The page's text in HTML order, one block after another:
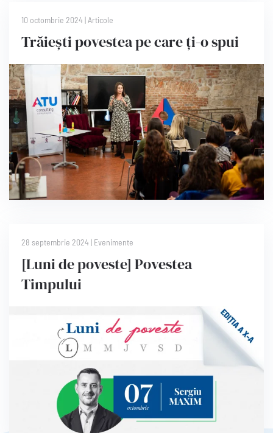
10 octombrie 2024 |Articole
Trăiești povestea pe care ți-o spui
28 septembrie 2024 | Evenimente
[Luni de poveste] Povestea
Timpului